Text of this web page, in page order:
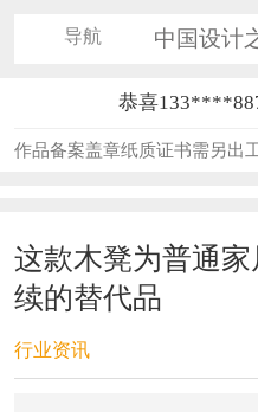
导航 中国设计
恭喜
恭喜
恭喜
恭喜
恭喜
作品备案盖章纸质证书需另出
这款木凳为普通
续的替代品
行业资讯